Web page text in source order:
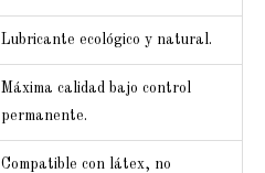
Lubricante ecológico y natural.
Máxima calidad bajo control
permanente.
Compatible con látex, no